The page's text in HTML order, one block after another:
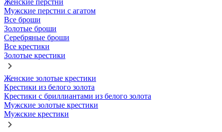
Женские перстни
Мужские перстни с агатом
Все броши
Золотые броши
Серебряные броши
Все крестики
Золотые крестики
Женские золотые крестики
Крестики из белого золота
Крестики с бриллиантами из белого золота
Мужские золотые крестики
Мужские крестики